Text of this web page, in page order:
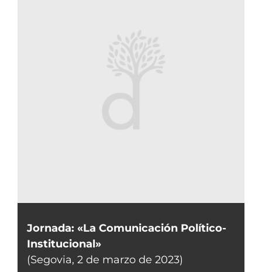
Jornada: «La Comunicación Político-
Institucional»
(Segovia, 2 de marzo de 2023)